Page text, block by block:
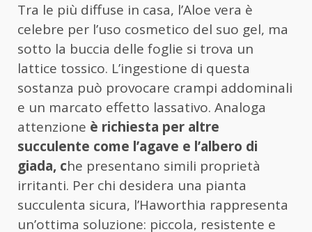
Tra le più diffuse in casa, l’Aloe vera è
celebre per l’uso cosmetico del suo gel, ma
sotto la buccia delle foglie si trova un
lattice tossico. L’ingestione di questa
sostanza può provocare crampi addominali
e un marcato effetto lassativo. Analoga
attenzione è richiesta per altre
succulente come l’agave e l’albero di
giada, che presentano simili proprietà
irritanti. Per chi desidera una pianta
succulenta sicura, l’Haworthia rappresenta
un’ottima soluzione: piccola, resistente e